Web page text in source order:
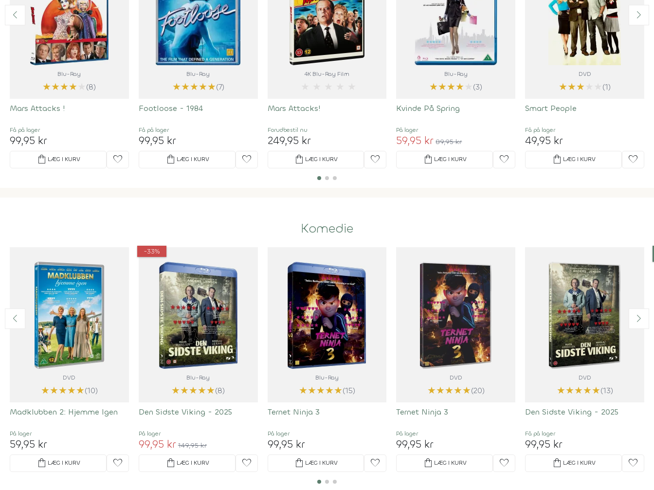
Blu-Ray
★★★★ (8)
Mars Attacks !
Få på lager
99,95 kr
shopping_bag LÆG I KURV favorite
Blu-Ray
★★★★★(7)
Footloose - 1984
Få på lager
99,95 kr
shopping_bag LÆG I KURV favorite
4K Blu-Ray Film
Mars Attacks!
Forudbestil nu
249,95 kr
shopping_bag LÆG I KURV favorite
Blu-Ray
★★★★ (3)
Kvinde På Spring
På lager
59,95 kr 89,95 kr
shopping_bag LÆG I KURV favorite
DVD
★★★ (1)
Smart People
Få på lager
49,95 kr
shopping_bag LÆG I KURV favorite
Komedie
DVD
★★★★★(10)
Madklubben 2: Hjemme Igen
På lager
59,95 kr
shopping_bag LÆG I KURV favorite
-33%
Blu-Ray
★★★★★(8)
Den Sidste Viking - 2025
På lager
99,95 kr 149,95 kr
shopping_bag LÆG I KURV favorite
Blu-Ray
★★★★★(15)
Ternet Ninja 3
På lager
99,95 kr
shopping_bag LÆG I KURV favorite
DVD
★★★★★(20)
Ternet Ninja 3
På lager
99,95 kr
shopping_bag LÆG I KURV favorite
DVD
★★★★★(13)
Den Sidste Viking - 2025
Få på lager
99,95 kr
shopping_bag LÆG I KURV favorite